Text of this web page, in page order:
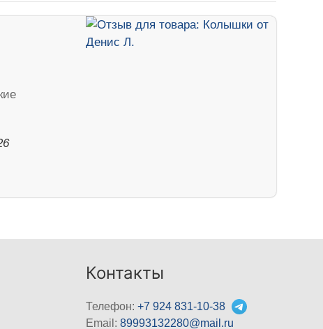
Контакты
Телефон:+7 924 831-10-38
Email:89993132280@mail.ru